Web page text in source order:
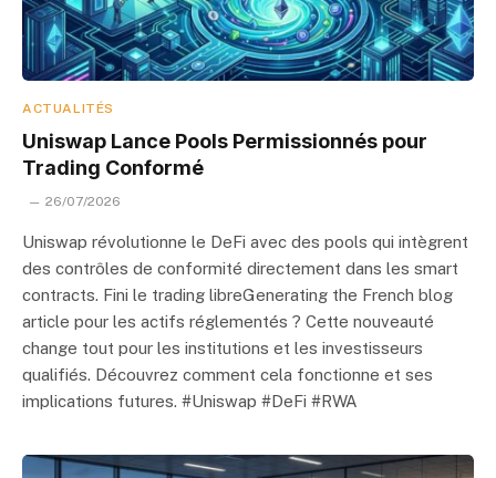
ACTUALITÉS
Uniswap Lance Pools Permissionnés pour
Trading Conformé
26/07/2026
Uniswap révolutionne le DeFi avec des pools qui intègrent
des contrôles de conformité directement dans les smart
contracts. Fini le trading libreGenerating the French blog
article pour les actifs réglementés ? Cette nouveauté
change tout pour les institutions et les investisseurs
qualifiés. Découvrez comment cela fonctionne et ses
implications futures. #Uniswap #DeFi #RWA